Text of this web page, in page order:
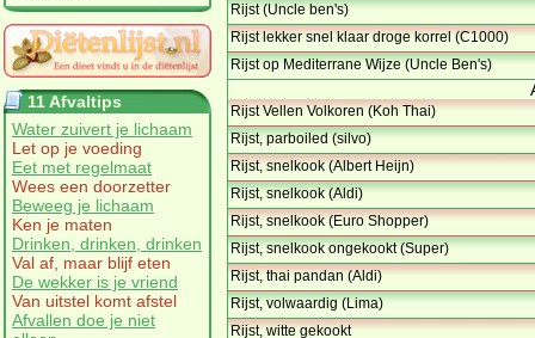
11 Afvaltips
Water zuivert je lichaam
Let op je voeding
Eet met regelmaat
Wees een doorzetter
Beweeg je lichaam
Ken je maten
Drinken, drinken, drinken
Val af, maar blijf eten
De wekker is je vriend
Van uitstel komt afstel
Afvallen doe je niet
Rijst (Uncle ben's)
Rijst lekker snel klaar droge korrel (C1000)
Rijst op Mediterrane Wijze (Uncle Ben's)
Rijst Vellen Volkoren (Koh Thai)
Rijst, parboiled (silvo)
Rijst, snelkook (Albert Heijn)
Rijst, snelkook (Aldi)
Rijst, snelkook (Euro Shopper)
Rijst, snelkook ongekookt (Super)
Rijst, thai pandan (Aldi)
Rijst, volwaardig (Lima)
Rijst, witte gekookt